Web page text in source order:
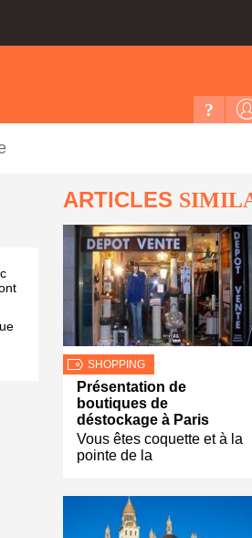
?
ARTICLES
SHOPPING
Présentation de
boutiques de
déstockage à Paris
Vous êtes coquette et à la
pointe de la